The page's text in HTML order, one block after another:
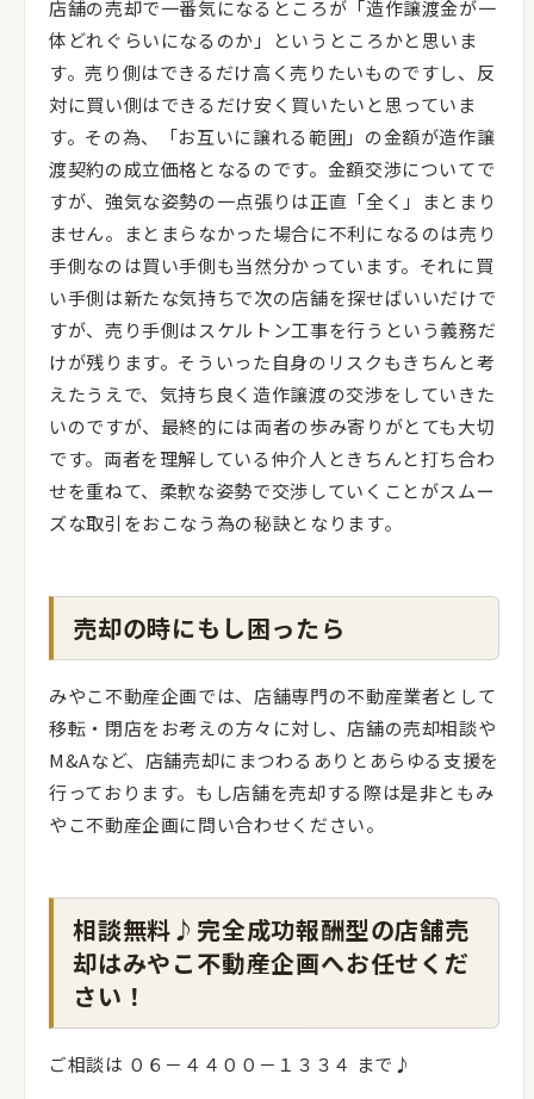
店舗の売却で一番気になるところが「造作譲渡金が一
体どれぐらいになるのか」というところかと思いま
す。売り側はできるだけ高く売りたいものですし、反
対に買い側はできるだけ安く買いたいと思っていま
す。その為、「お互いに譲れる範囲」の金額が造作譲
渡契約の成立価格となるのです。金額交渉についてで
すが、強気な姿勢の一点張りは正直「全く」まとまり
ません。まとまらなかった場合に不利になるのは売り
手側なのは買い手側も当然分かっています。それに買
い手側は新たな気持ちで次の店舗を探せばいいだけで
すが、売り手側はスケルトン工事を行うという義務だ
けが残ります。そういった自身のリスクもきちんと考
えたうえで、気持ち良く造作譲渡の交渉をしていきた
いのですが、最終的には両者の歩み寄りがとても大切
です。両者を理解している仲介人ときちんと打ち合わ
せを重ねて、柔軟な姿勢で交渉していくことがスムー
ズな取引をおこなう為の秘訣となります。
売却の時にもし困ったら
みやこ不動産企画では、店舗専門の不動産業者として
移転・閉店をお考えの方々に対し、店舗の売却相談や
M&Aなど、店舗売却にまつわるありとあらゆる支援を
行っております。もし店舗を売却する際は是非ともみ
やこ不動産企画に問い合わせください。
相談無料♪完全成功報酬型の店舗売
却はみやこ不動産企画へお任せくだ
さい！
ご相談は ０６－４４００－１３３４ まで♪